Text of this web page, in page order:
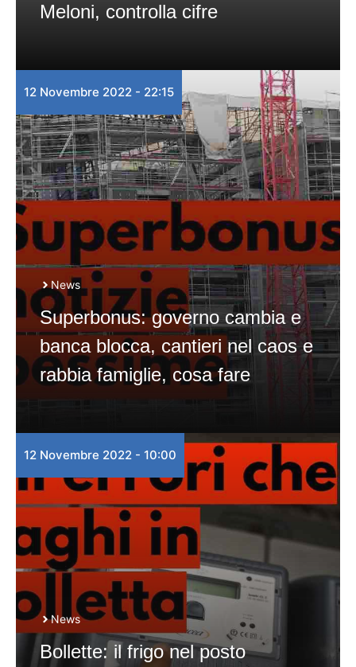
Meloni, controlla cifre
12 Novembre 2022 - 22:15
News
Superbonus: governo cambia e
banca blocca, cantieri nel caos e
rabbia famiglie, cosa fare
12 Novembre 2022 - 10:00
News
Bollette: il frigo nel posto